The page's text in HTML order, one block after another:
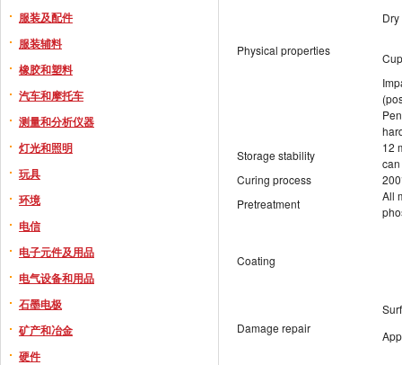
服装及配件
服装辅料
橡胶和塑料
汽车和摩托车
测量和分析仪器
灯光和照明
玩具
环境
电信
电子元件及用品
电气设备和用品
石墨电极
矿产和冶金
硬件
Physical properties
Storage stability
12
Curing process
Pretreatment
All
Coating
Damage repair